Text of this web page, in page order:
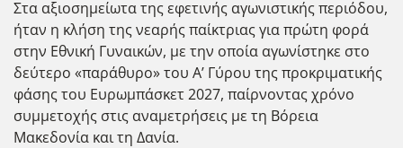
Στα αξιοσημείωτα της εφετινής αγωνιστικής περιόδου,
ήταν η κλήση της νεαρής παίκτριας για πρώτη φορά
στην Εθνική Γυναικών, με την οποία αγωνίστηκε στο
δεύτερο «παράθυρο» του Α’ Γύρου της προκριματικής
φάσης του Ευρωμπάσκετ 2027, παίρνοντας χρόνο
συμμετοχής στις αναμετρήσεις με τη Βόρεια
Μακεδονία και τη Δανία.